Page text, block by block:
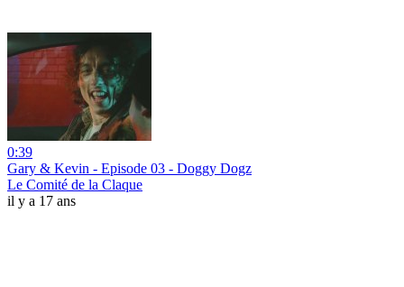
0:39
Gary & Kevin - Episode 03 - Doggy Dogz
Le Comité de la Claque
il y a 17 ans